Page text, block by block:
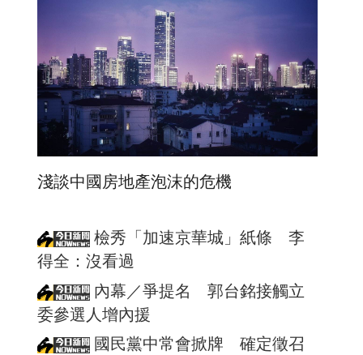
淺談中國房地產泡沫的危機
檢秀「加速京華城」紙條 李
得全：沒看過
內幕／爭提名 郭台銘接觸立
委參選人增內援
國民黨中常會掀牌 確定徵召